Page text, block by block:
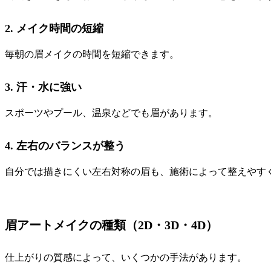
2. メイク時間の短縮
毎朝の眉メイクの時間を短縮できます。
3. 汗・水に強い
スポーツやプール、温泉などでも眉があります。
4. 左右のバランスが整う
自分では描きにくい左右対称の眉も、施術によって整えやす
眉アートメイクの種類（2D・3D・4D）
仕上がりの質感によって、いくつかの手法があります。